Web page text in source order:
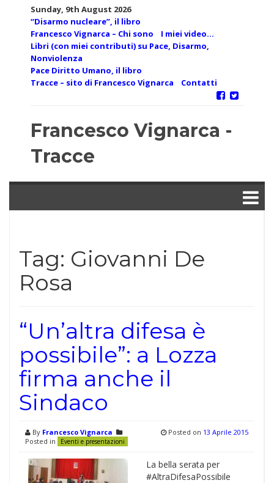
Sunday, 9th August 2026
“Disarmo nucleare”, il libro
Francesco Vignarca – Chi sono
I miei video…
Libri (con miei contributi) su Pace, Disarmo,
Nonviolenza
Pace Diritto Umano, il libro
Tracce – sito di Francesco Vignarca
Contatti
Francesco Vignarca -
Tracce
Tag: Giovanni De
Rosa
“Un’altra difesa è
possibile”: a Lozza
firma anche il
Sindaco
By Francesco Vignarca
Posted in
Eventi e presentazioni
Posted on 13 Aprile 2015
La bella serata per
#AltraDifesaPossibile